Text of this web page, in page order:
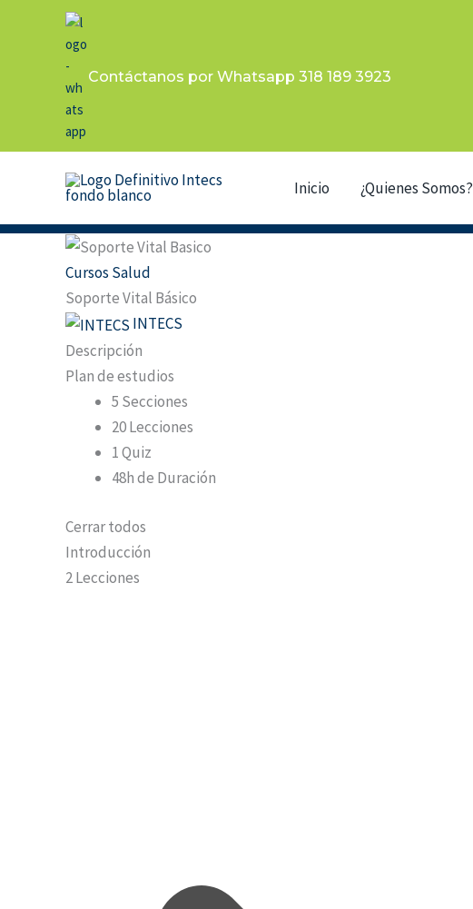
Contáctanos por Whatsapp 318 189 3923
Inicio ¿Quienes Somos?
Cursos Salud
Soporte Vital Básico
INTECS
Descripción
Plan de estudios
5 Secciones
20 Lecciones
1 Quiz
48h de Duración
Cerrar todos
Introducción
2 Lecciones